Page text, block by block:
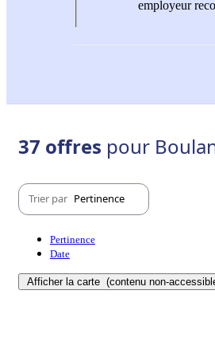
employeur
37 offres pour
Trier par Pertinence
Pertinence
Date
Afficher la carte (contenu non-